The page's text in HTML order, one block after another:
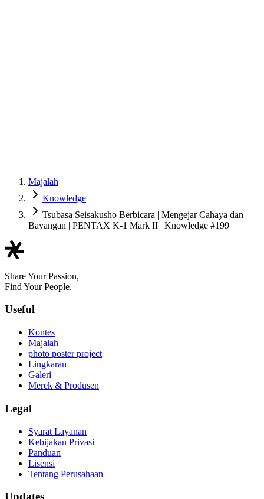
Majalah
Knowledge
Tsubasa Seisakusho Berbicara | Mengejar Cahaya dan
Bayangan | PENTAX K-1 Mark II | Knowledge #199
Share Your Passion,
Find Your People.
Useful
Kontes
Majalah
photo poster project
Lingkaran
Galeri
Merek & Produsen
Legal
Syarat Layanan
Kebijakan Privasi
Panduan
Lisensi
Tentang Perusahaan
Updates